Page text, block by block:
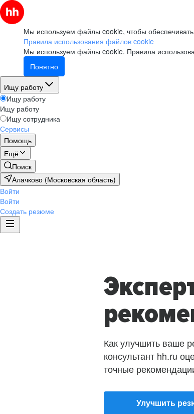
Мы используем файлы cookie, чтобы
Правила использования файлов cookie
Мы используем файлы cookie. Правила
Понятно
Ищу работу
Ищу работу
Ищу работу
Ищу сотрудника
Сервисы
Помощь
Ещё
Поиск
Алачково (Московская область)
Войти
Войти
Создать резюме
Как улучшить ваше
консультант hh.ru
точные
Улучшить